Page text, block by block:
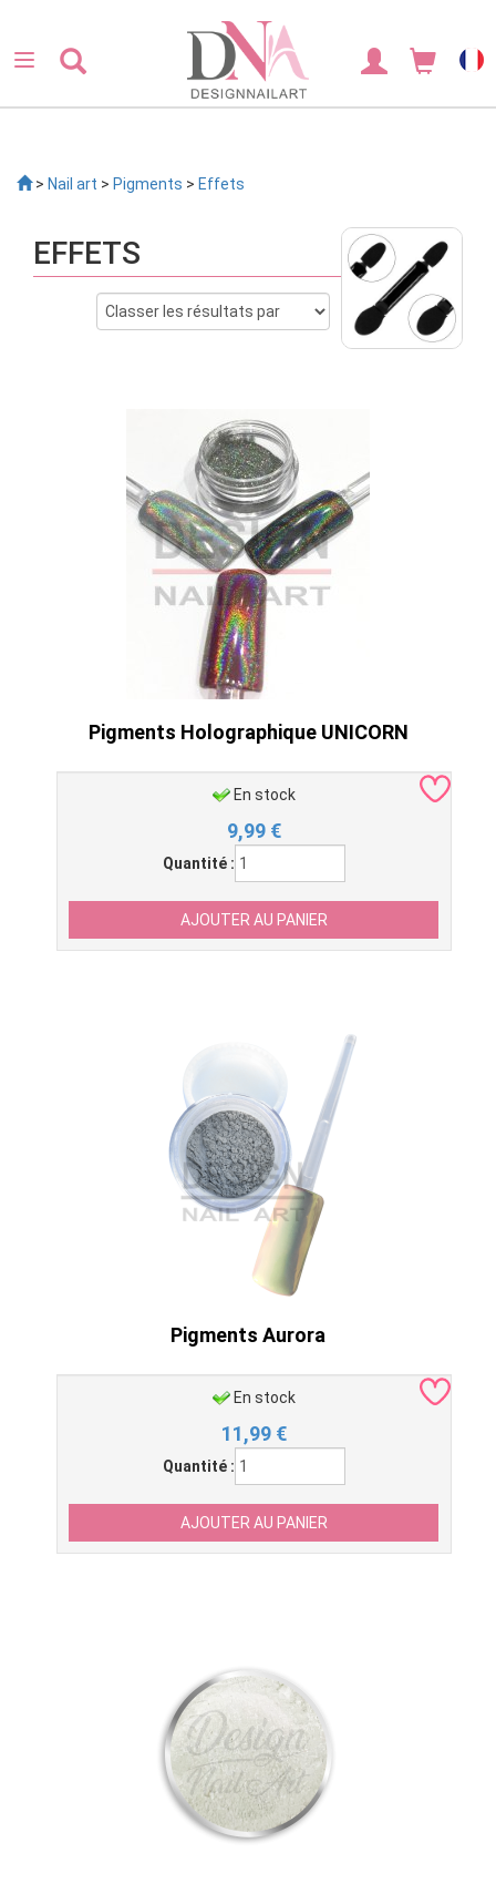
> Nail art > Pigments > Effets
EFFETS
Pigments Holographique UNICORN
En stock
9,99 €
Quantité :
Pigments Aurora
En stock
11,99 €
Quantité :